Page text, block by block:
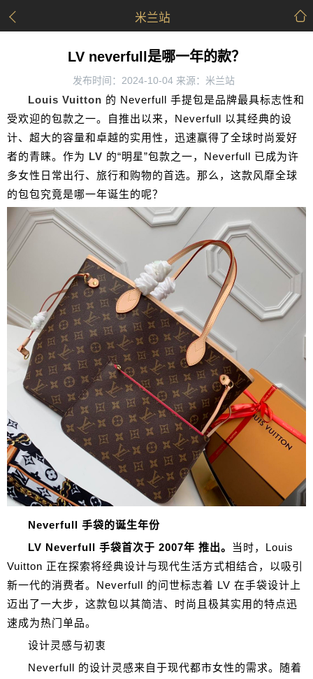
米兰站
LV neverfull是哪一年的款？
发布时间：2024-10-04 来源：米兰站
Louis Vuitton 的 Neverfull 手提包是品牌最具标志性和
受欢迎的包款之一。自推出以来，Neverfull 以其经典的设
计、超大的容量和卓越的实用性，迅速赢得了全球时尚爱好
者的青睐。作为 LV 的“明星”包款之一，Neverfull 已成为许
多女性日常出行、旅行和购物的首选。那么，这款风靡全球
的包包究竟是哪一年诞生的呢？
Neverfull 手袋的诞生年份
LV Neverfull 手袋首次于 2007年 推出。
当时，Louis
Vuitton 正在探索将经典设计与现代生活方式相结合，以吸引
新一代的消费者。Neverfull 的问世标志着 LV 在手袋设计上
迈出了一大步，这款包以其简洁、时尚且极其实用的特点迅
速成为热门单品。
设计灵感与初衷
Neverfull 的设计灵感来自于现代都市女性的需求。随着